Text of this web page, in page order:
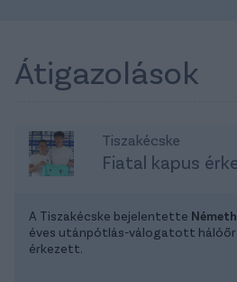
Átigazolások
Tiszakécske
Fiatal kapus
A Tiszakécske bejelentette
éves utánpótlás-válogatott hálóőr
érkezett.